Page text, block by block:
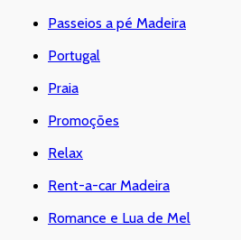
Passeios a pé Madeira
Portugal
Praia
Promoções
Relax
Rent-a-car Madeira
Romance e Lua de Mel